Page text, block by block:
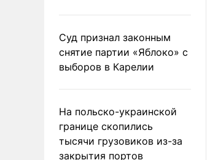
Суд признал законным
снятие партии «Яблоко» с
выборов в Карелии
На польско-украинской
границе скопились
тысячи грузовиков из-за
закрытия портов